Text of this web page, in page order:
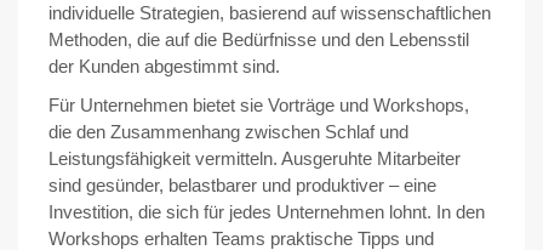
individuelle Strategien, basierend auf wissenschaftlichen
Methoden, die auf die Bedürfnisse und den Lebensstil
der Kunden abgestimmt sind.
Für Unternehmen bietet sie Vorträge und Workshops,
die den Zusammenhang zwischen Schlaf und
Leistungsfähigkeit vermitteln. Ausgeruhte Mitarbeiter
sind gesünder, belastbarer und produktiver – eine
Investition, die sich für jedes Unternehmen lohnt. In den
Workshops erhalten Teams praktische Tipps und